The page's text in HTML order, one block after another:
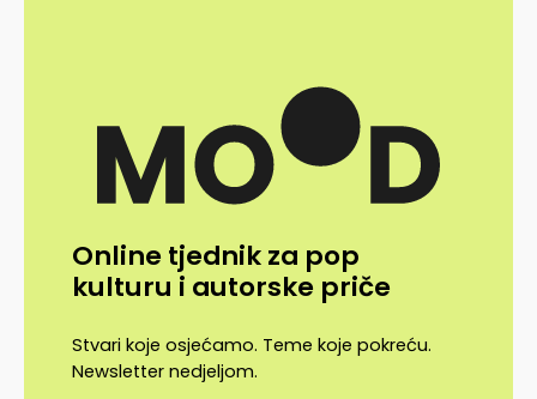
Online tjednik za pop
kulturu i autorske priče
Stvari koje osjećamo. Teme koje pokreću.
Newsletter nedjeljom.